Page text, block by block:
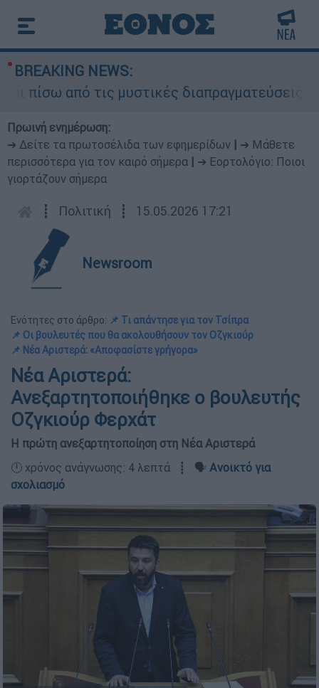
BREAKING NEWS:
από τις μυστικές διαπραγματεύσεις και
Πρωινή ενημέρωση:
➔ Δείτε τα πρωτοσέλιδα των εφημερίδων
➔ Μάθετε
περισσότερα για τον καιρό σήμερα
➔ Εορτολόγιο: Ποιοι
γιορτάζουν σήμερα
┋ Πολιτική ┋ 15.05.2026 17:21
Newsroom
Ενότητες στο άρθρο: 📌 Τι απάντησε για τον Τσίπρα
📌 Οι βουλευτές που θα ακολουθήσουν τον Οζγκιούρ
📌 Νέα Αριστερά: «Αποφασίστε γρήγορα»
Νέα Αριστερά:
Ανεξαρτητοποιήθηκε ο βουλευτής
Οζγκιούρ Φερχάτ
Η πρώτη ανεξαρτητοποίηση στη Νέα Αριστερά
🕛 χρόνος ανάγνωσης: 4 λεπτά ┋ 🗣️ Ανοικτό για
σχολιασμό